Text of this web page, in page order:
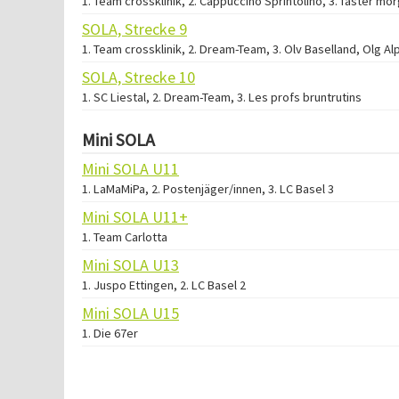
SOLA, Strecke 9
1. Team crossklinik, 2. Dream-Team, 3. Olv Baselland, Olg
SOLA, Strecke 10
1. SC Liestal, 2. Dream-Team, 3. Les profs bruntrutins
Mini SOLA
Mini SOLA U11
1. LaMaMiPa, 2. Postenjäger/innen, 3. LC Basel 3
Mini SOLA U11+
1. Team Carlotta
Mini SOLA U13
1. Juspo Ettingen, 2. LC Basel 2
Mini SOLA U15
1. Die 67er